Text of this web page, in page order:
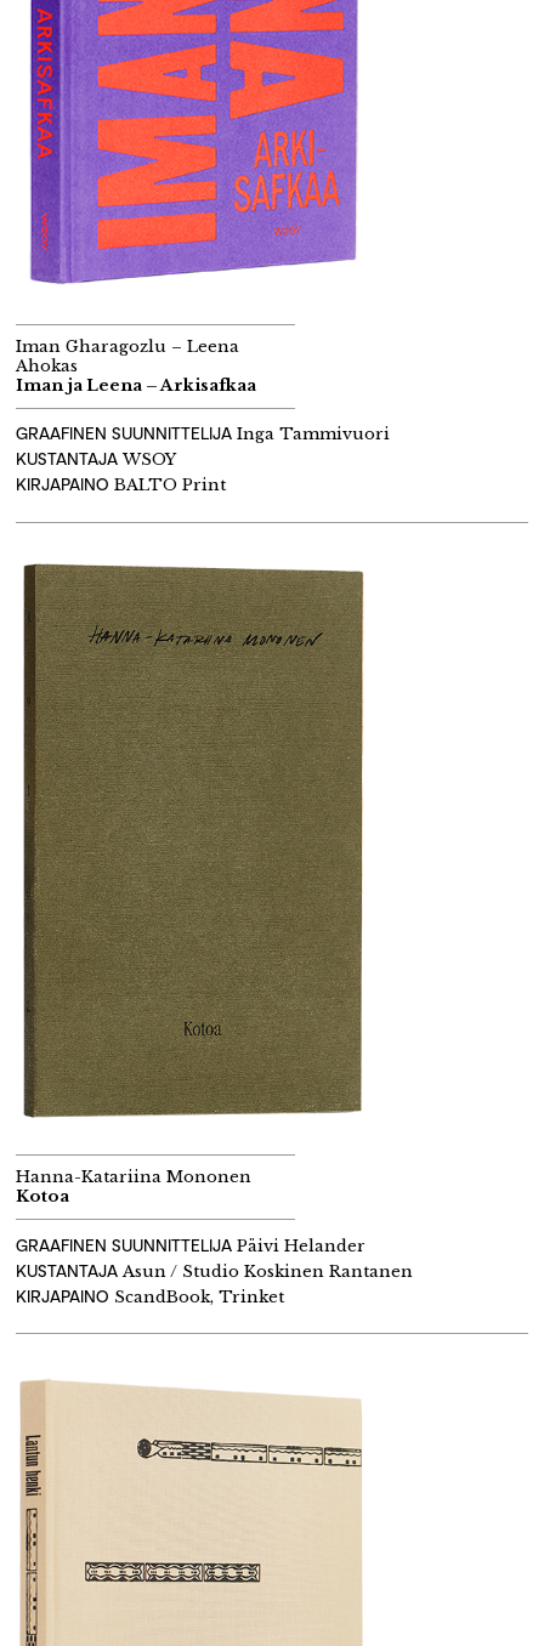
Iman Gharagozlu – Leena
Ahokas
Iman ja Leena – Arkisafkaa
GRAAFINEN SUUNNITTELIJA Inga Tammivuori
KUSTANTAJAWSOY
KIRJAPAINO BALTO Print
Hanna-Katariina Mononen
Kotoa
GRAAFINEN SUUNNITTELIJA Päivi Helander
KUSTANTAJA Asun / Studio Koskinen Rantanen
KIRJAPAINO ScandBook, Trinket